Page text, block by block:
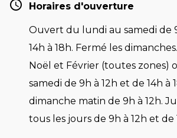
Horaires d'ouverture
Ouvert du lundi au samedi de
14h à 18h. Fermé les
Noël et Février (toutes zones)
samedi de 9h à 12h et de 14h à
dimanche matin de 9h à 12h.
tous les jours de 9h à 12h et de